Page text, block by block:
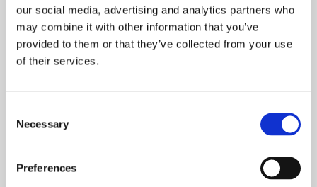
our social media, advertising and analytics partners who
may combine it with other information that you’ve
provided to them or that they’ve collected from your use
of their services.
Selection
Necessary
Preferences